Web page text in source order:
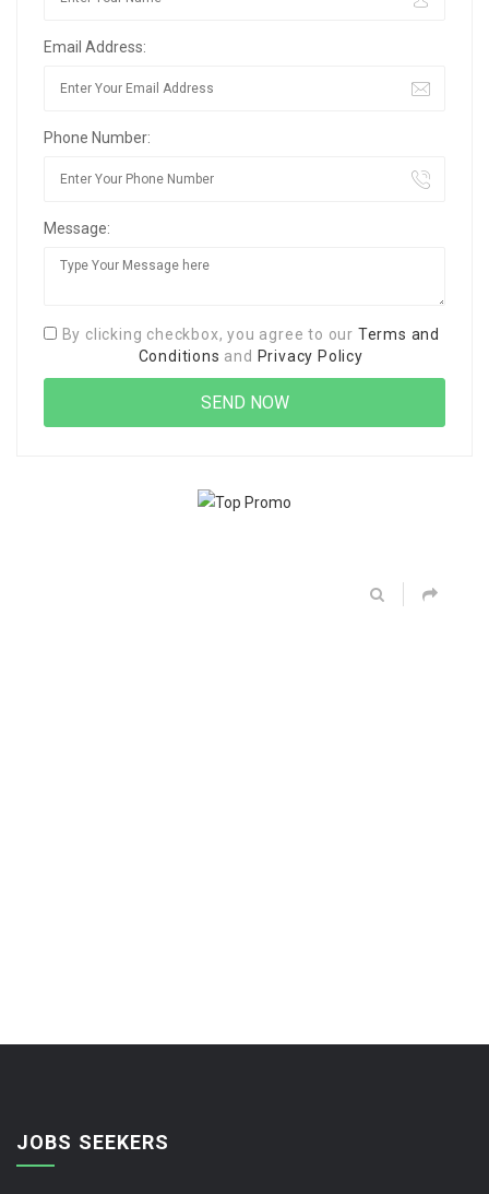
Email Address:
Phone Number:
Message:
By clicking checkbox, you agree to our Terms and
Conditions and Privacy Policy
JOBS SEEKERS